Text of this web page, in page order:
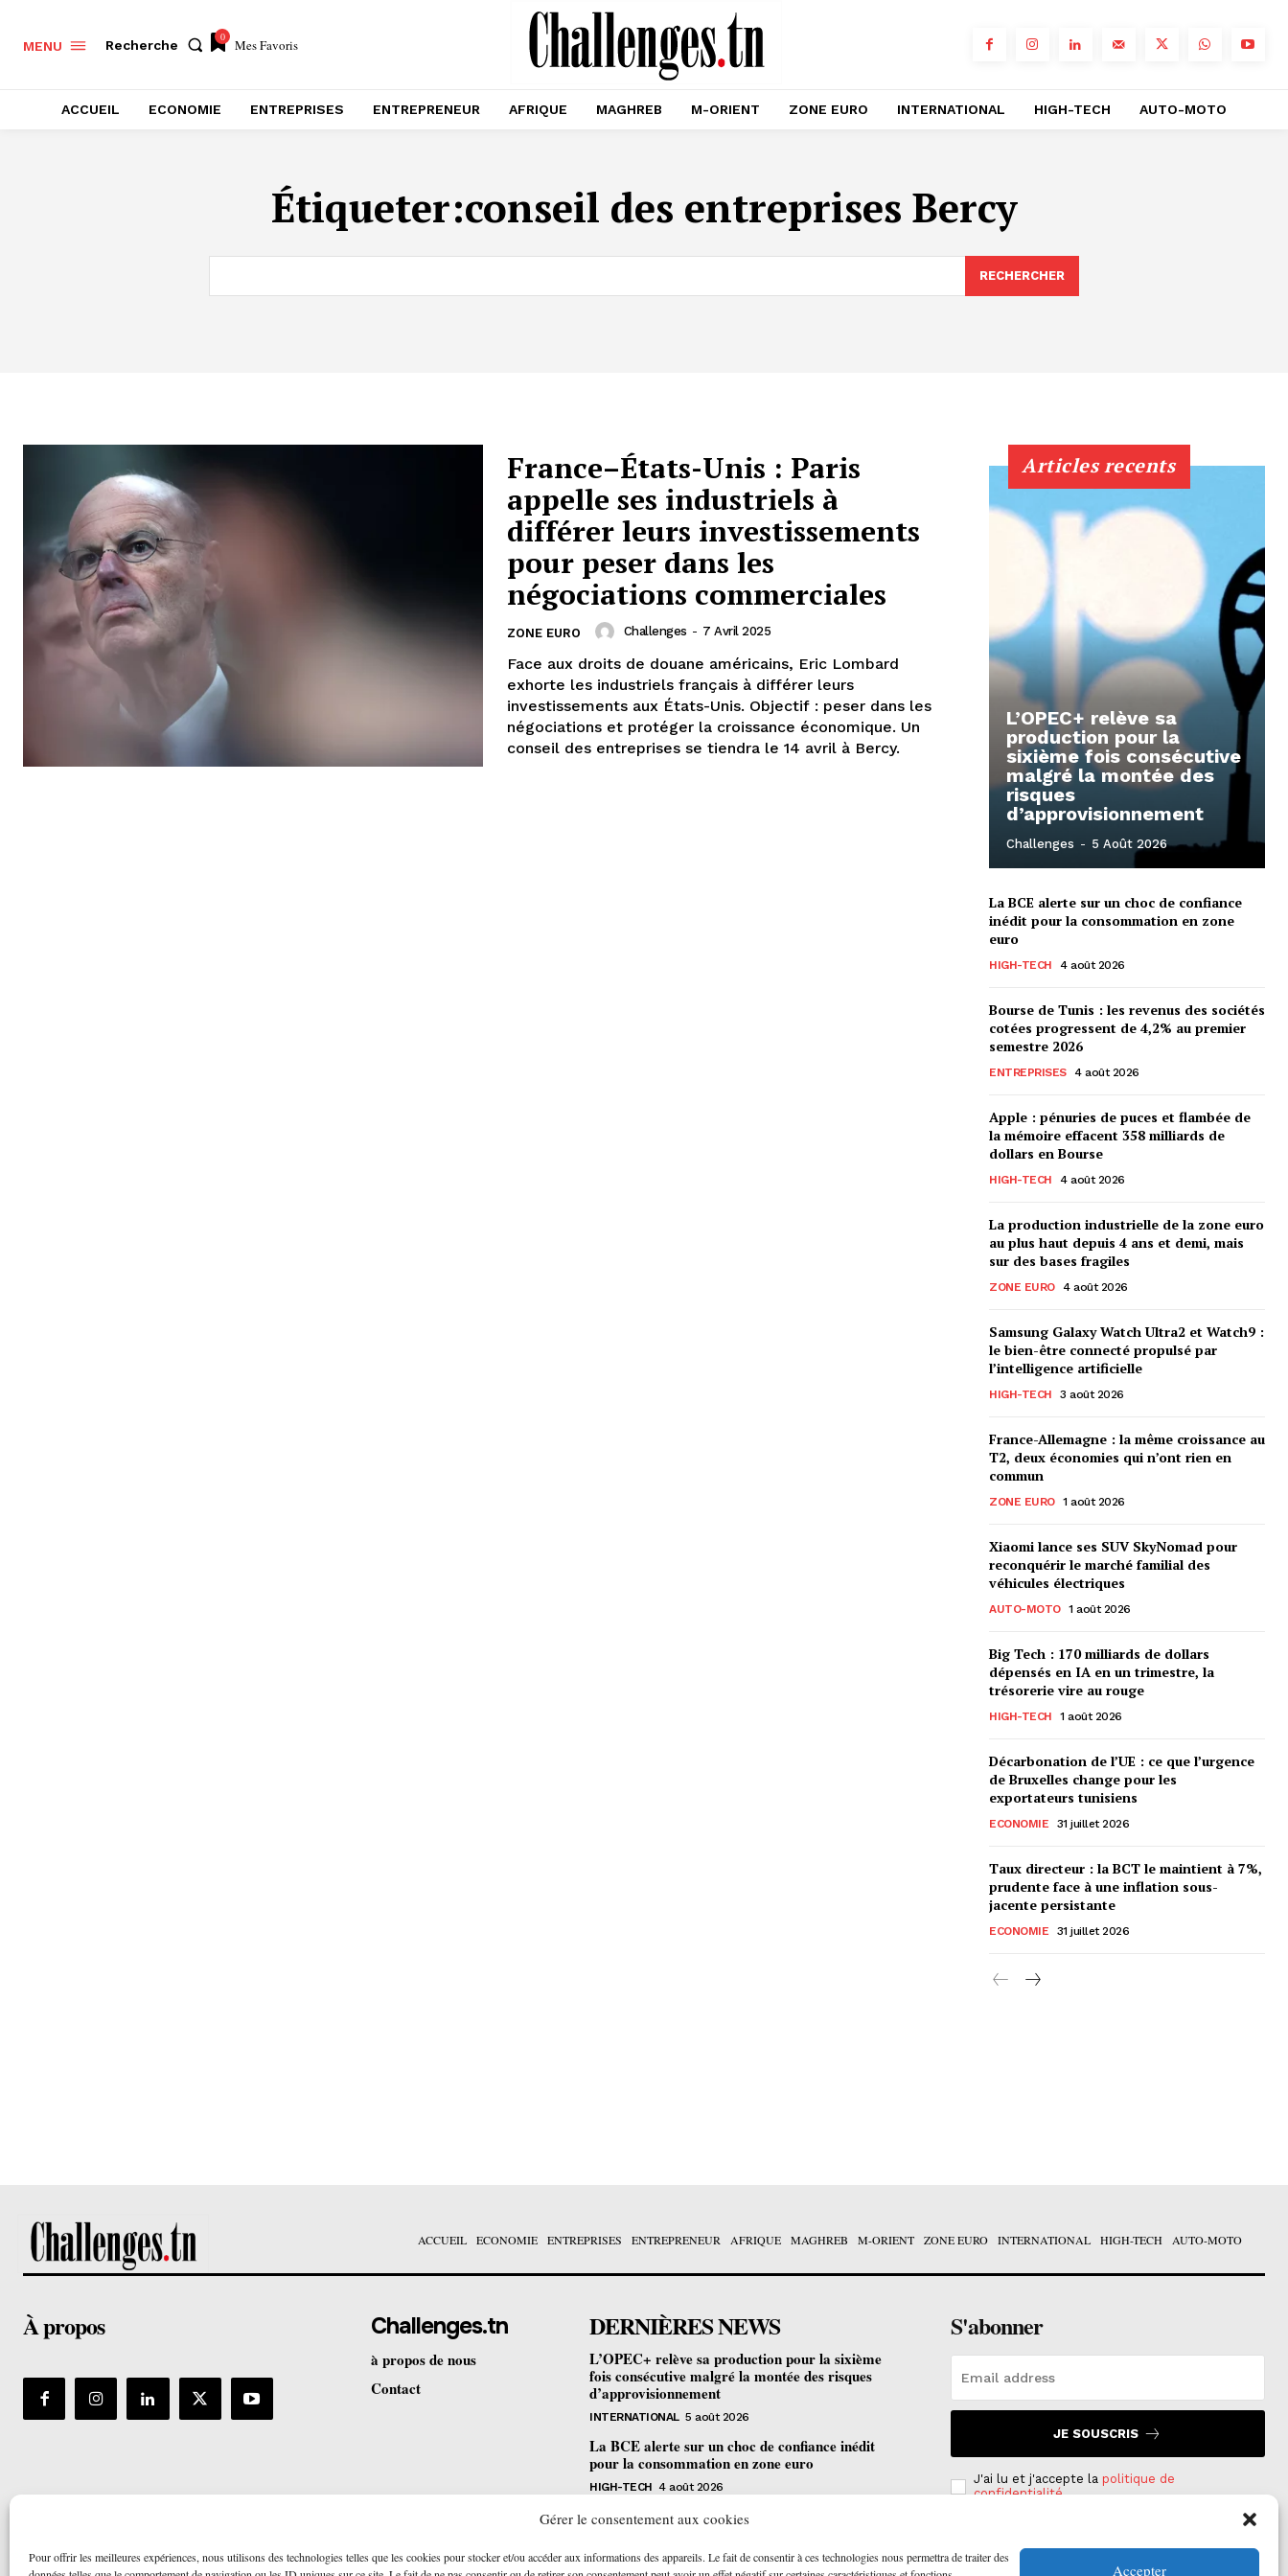
Gérer le consentement aux cookies
Pour offrir les meilleures expériences, nous utilisons des technologies telles que les cookies pour stocker et/ou accéder aux informations des appareils. Le fait de consentir à ces technologies nous permettra de traiter des
Accepter
MENU Recherche
0 Mes Favoris
ACCUEIL ECONOMIE ENTREPRISES ENTREPRENEUR AFRIQUE MAGHREB M-ORIENT ZONE EURO INTERNATIONAL HIGH-TECH AUTO-MOTO
Étiqueter:conseil des entreprises Bercy
RECHERCHER
France–États-Unis : Paris
appelle ses industriels à
différer leurs investissements
pour peser dans les
négociations commerciales
ZONE EURO Challenges - 7 Avril 2025
Face aux droits de douane américains, Eric Lombard
exhorte les industriels français à différer leurs
investissements aux États-Unis. Objectif : peser dans les
négociations et protéger la croissance économique. Un
conseil des entreprises se tiendra le 14 avril à Bercy.
Articles recents
L’OPEC+ relève sa
production pour la
sixième fois consécutive
malgré la montée des
risques
d’approvisionnement
Challenges - 5 Août 2026
La BCE alerte sur un choc de confiance
inédit pour la consommation en zone
euro
HIGH-TECH 4 août 2026
Bourse de Tunis : les revenus des sociétés
cotées progressent de 4,2% au premier
semestre 2026
ENTREPRISES 4 août 2026
Apple : pénuries de puces et flambée de
la mémoire effacent 358 milliards de
dollars en Bourse
HIGH-TECH 4 août 2026
La production industrielle de la zone euro
au plus haut depuis 4 ans et demi, mais
sur des bases fragiles
ZONE EURO 4 août 2026
Samsung Galaxy Watch Ultra2 et Watch9 :
le bien-être connecté propulsé par
l’intelligence artificielle
HIGH-TECH 3 août 2026
France-Allemagne : la même croissance au
T2, deux économies qui n’ont rien en
commun
ZONE EURO 1 août 2026
Xiaomi lance ses SUV SkyNomad pour
reconquérir le marché familial des
véhicules électriques
AUTO-MOTO 1 août 2026
Big Tech : 170 milliards de dollars
dépensés en IA en un trimestre, la
trésorerie vire au rouge
HIGH-TECH 1 août 2026
Décarbonation de l’UE : ce que l’urgence
de Bruxelles change pour les
exportateurs tunisiens
ECONOMIE 31 juillet 2026
Taux directeur : la BCT le maintient à 7%,
prudente face à une inflation sous-
jacente persistante
ECONOMIE 31 juillet 2026
ACCUEIL ECONOMIE ENTREPRISES ENTREPRENEUR AFRIQUE MAGHREB M-ORIENT ZONE EURO INTERNATIONAL HIGH-TECH AUTO-MOTO
À propos Challenges.tn
à propos de nous
Contact
DERNIÈRES NEWS
L’OPEC+ relève sa production pour la sixième
fois consécutive malgré la montée des risques
d’approvisionnement
INTERNATIONAL 5 août 2026
La BCE alerte sur un choc de confiance inédit
pour la consommation en zone euro
HIGH-TECH 4 août 2026
Bourse de Tunis : les revenus des sociétés cotées
ENTREPRISES 4 août 2026
S'abonner
JE SOUSCRIS
J'ai lu et j'accepte la politique de
confidentialité.